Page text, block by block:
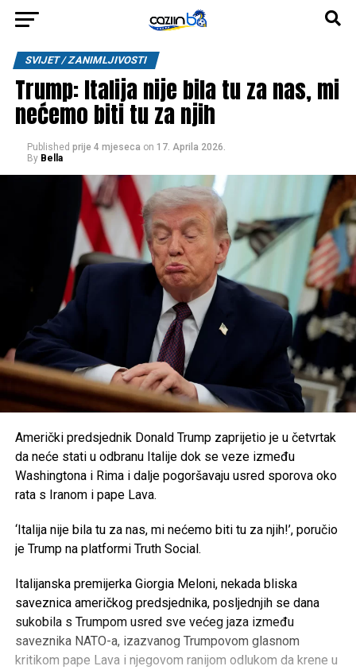
SVIJET / ZANIMLJIVOSTI
Trump: Italija nije bila tu za nas, mi
nećemo biti tu za njih
Published prije 4 mjeseca on 17. Aprila 2026.
By Bella
Američki predsjednik Donald Trump zaprijetio je u četvrtak
da neće stati u odbranu Italije dok se veze između
Washingtona i Rima i dalje pogoršavaju usred sporova oko
rata s Iranom i pape Lava.
‘Italija nije bila tu za nas, mi nećemo biti tu za njih!’, poručio
je Trump na platformi Truth Social.
Italijanska premijerka Giorgia Meloni, nekada bliska
saveznica američkog predsjednika, posljednjih se dana
sukobila s Trumpom usred sve većeg jaza između
saveznika NATO-a, izazvanog Trumpovom glasnom
kritikom pape Lava i njegovom ranijom odlukom da krene u